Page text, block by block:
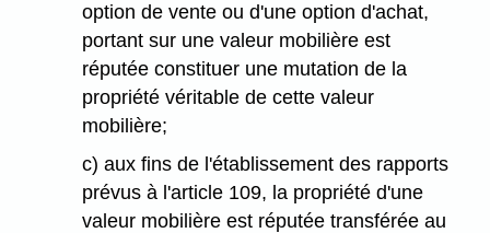
option de vente ou d'une option d'achat,
portant sur une valeur mobilière est
réputée constituer une mutation de la
propriété véritable de cette valeur
mobilière;
c) aux fins de l'établissement des rapports
prévus à l'article 109, la propriété d'une
valeur mobilière est réputée transférée au